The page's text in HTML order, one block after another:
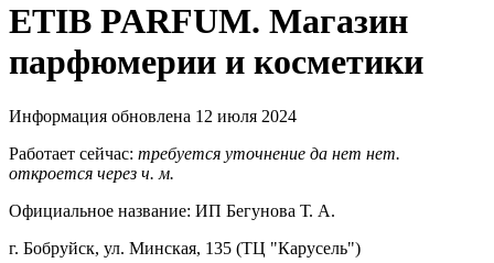
ETIB PARFUM. Магазин
парфюмерии и косметики
Информация обновлена 12 июля 2024
Работает сейчас: требуется уточнение да нет нет.
откроется через ч. м.
Официальное название: ИП Бегунова Т. А.
г. Бобруйск, ул. Минская, 135 (ТЦ "Карусель")